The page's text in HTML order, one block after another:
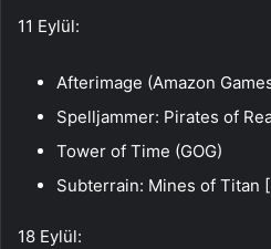
11 Eylül:
Afterimage (Amazon
Spelljammer: Pirates of
Tower of Time (GOG)
Subterrain: Mines of Titan
18 Eylül: